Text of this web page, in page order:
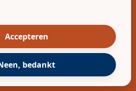
|Algemene voorwaarden
|Cookiebeleid|
Accepteren
bedankt